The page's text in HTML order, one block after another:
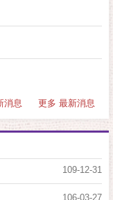
消息 更多 最新消息
109-12-31
106-03-27